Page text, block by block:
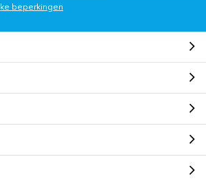
beperkingen